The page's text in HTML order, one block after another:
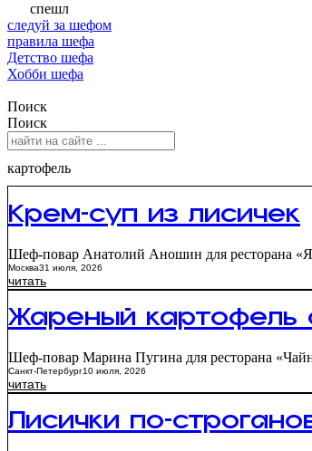
спешл
следуй за шефом
правила шефа
Детство шефа
Хобби шефа
Поиск
Поиск
картофель
Крем-суп из лисичек
Шеф-повар Анатолий Аношин для ресторана
Москва31 июля, 2026
читать
Жареный картофель
Шеф-повар Марина Пугина для ресторана
Санкт-Петербург10 июля, 2026
читать
Лисички по-